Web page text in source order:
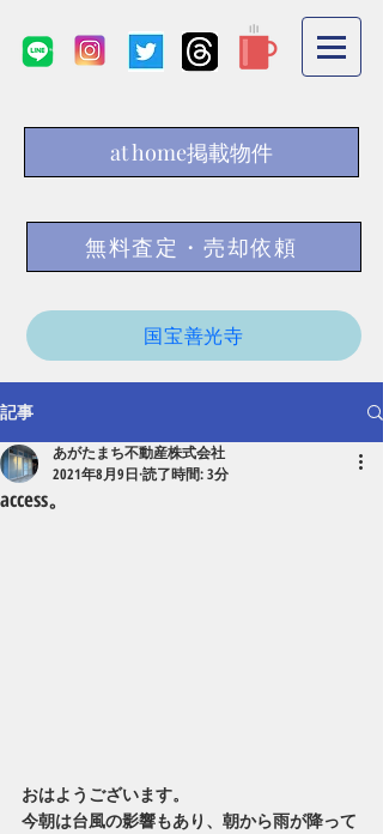
at home掲載物件
無料査定・売却依頼
国宝善光寺
記事
access。
あがたまち不動産株式会社
2021年8月9日 読了時間: 3分
おはようございます。
今朝は台風の影響もあり、朝から雨が降って